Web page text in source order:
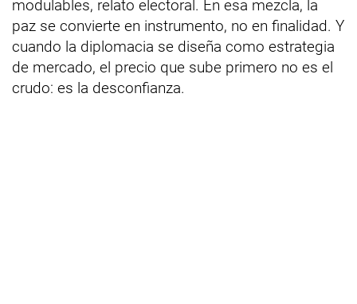
modulables, relato electoral. En esa mezcla, la
paz se convierte en instrumento, no en finalidad. Y
cuando la diplomacia se diseña como estrategia
de mercado, el precio que sube primero no es el
crudo: es la desconfianza.